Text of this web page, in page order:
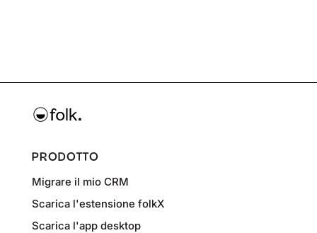
PRODOTTO
Migrare il mio CRM
Scarica l'estensione folkX
Scarica l'app desktop